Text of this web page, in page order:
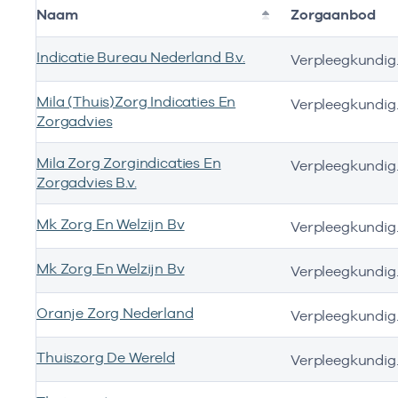
Naam Zorgaanbod
Indicatie Bureau Nederland B.v.
Mila (Thuis)Zorg Indicaties En
Zorgadvies
Mila Zorg Zorgindicaties En
Zorgadvies B.v.
Mk Zorg En Welzijn Bv
Mk Zorg En Welzijn Bv
Oranje Zorg Nederland
Thuiszorg De Wereld
6